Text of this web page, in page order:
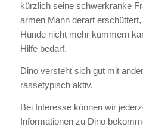
kürzlich seine schwerkranke
armen Mann derart
Hunde nicht mehr kümmern
Hilfe bedarf.
Dino versteht sich gut mit
rassetypisch aktiv.
Bei Interesse können wir
Informationen zu Dino